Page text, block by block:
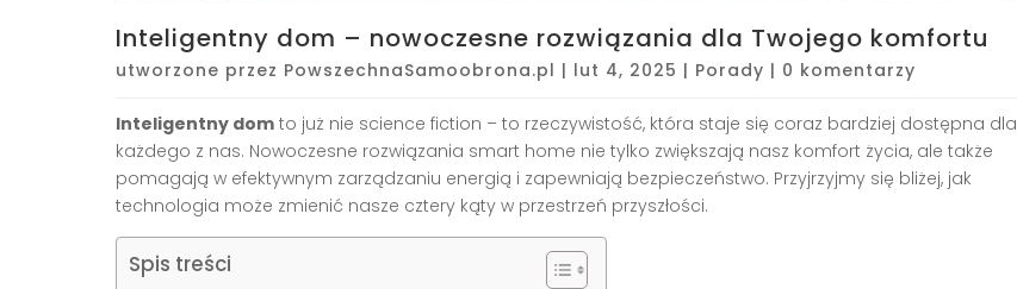
Inteligentny dom – nowoczesne rozwiązania dla Twojego komfortu
utworzone przez PowszechnaSamoobrona.pl | lut 4, 2025 | Porady | 0 komentarzy
Inteligentny dom to już nie science fiction – to rzeczywistość, która staje się coraz bardziej dostępna dla
każdego z nas. Nowoczesne rozwiązania smart home nie tylko zwiększają nasz komfort życia, ale także
pomagają w efektywnym zarządzaniu energią i zapewniają bezpieczeństwo. Przyjrzyjmy się bliżej, jak
technologia może zmienić nasze cztery kąty w przestrzeń przyszłości.
Spis treści